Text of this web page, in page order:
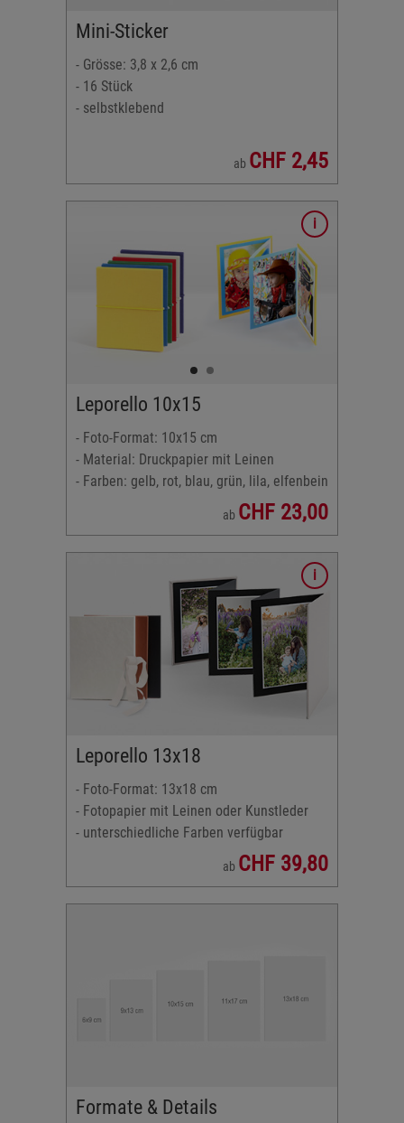
Mini-Sticker
- Grösse: 3,8 x 2,6 cm
- 16 Stück
- selbstklebend
ab CHF 2,45
Leporello 10x15
- Foto-Format: 10x15 cm
- Material: Druckpapier mit Leinen
- Farben: gelb, rot, blau, grün, lila, elfenbein
ab CHF 23,00
Leporello 13x18
- Foto-Format: 13x18 cm
- Fotopapier mit Leinen oder Kunstleder
- unterschiedliche Farben verfügbar
ab CHF 39,80
Formate & Details